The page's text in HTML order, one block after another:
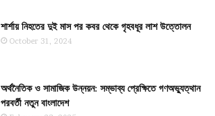
শার্শায় নিহতের দুই মাস পর কবর থেকে গৃহবধূর লাশ উত্তোলন
October 31, 2024
অর্থনৈতিক ও সামাজিক উন্নয়ন: সম্ভাব্য প্রেক্ষিতে গণঅভ্যুত্থান
পরবর্তী নতুন বাংলাদেশ